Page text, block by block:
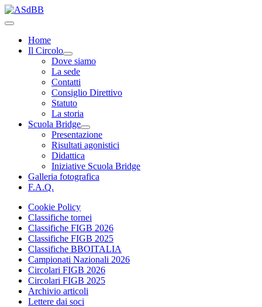
Home
Il Circolo
Dove siamo
La sede
Contatti
Consiglio Direttivo
Statuto
La storia
Scuola Bridge
Presentazione
Risultati agonistici
Didattica
Iniziative Scuola Bridge
Galleria fotografica
F.A.Q.
Cookie Policy
Classifiche tornei
Classifiche FIGB 2026
Classifiche FIGB 2025
Classifiche BBOITALIA
Campionati Nazionali 2026
Circolari FIGB 2026
Circolari FIGB 2025
Archivio articoli
Lettere dai soci